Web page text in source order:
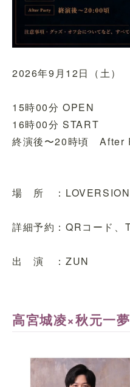
2026年9月12日（土）
15時00分 OPEN
16時00分 START
終演後〜20時頃 After
場 所 ：LOVERSION
詳細予約：QRコード、
出 演 ：ZUN
高宮城凌×秋元一